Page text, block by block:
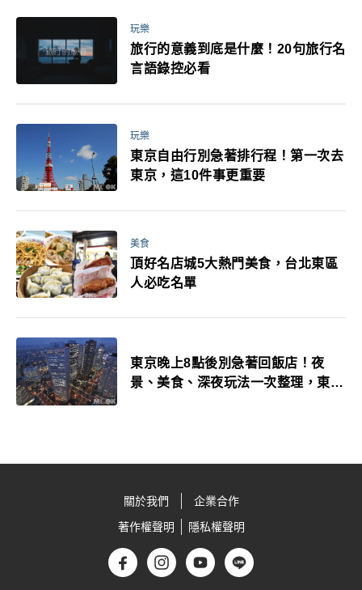
玩樂
旅行的意義到底是什麼！20句旅行名
言語錄控必看
玩樂
東京自由行別急著排行程！第一次去
東京，這10件事更重要
美食
頂好名店城5大熱門美食，台北東區
人必吃名單
東京晚上8點後別急著回飯店！夜
景、美食、深夜玩法一次整理，東京
關於我們
企業合作
著作權聲明
隱私權聲明